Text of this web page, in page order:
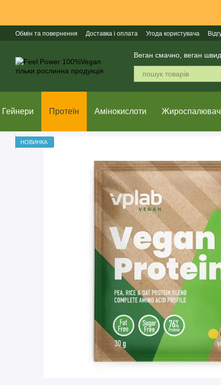
Обмін та повернення Доставка і оплата Угода користувача
Веган смачно, веган
Гейнери Протеїн Амінокислоти
НОВИНКА